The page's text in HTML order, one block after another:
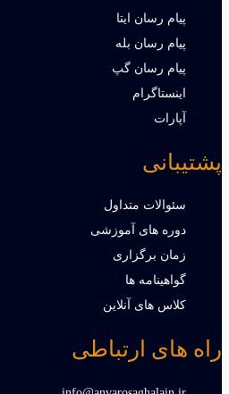
پیام رسان ایتا
پیام رسان بله
پیام رسان گپ
اینستاگرام
آپارات
پشتیبانی
سئوالات متداول
دوره های آموزشی
زمان برگزاری
گواهینامه ها
کلاس های آنلاین
راه های ارتباطی